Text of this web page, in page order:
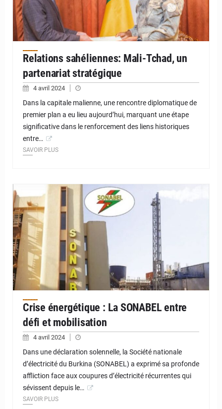
Relations sahéliennes: Mali-Tchad, un
partenariat stratégique
4 avril 2024
Dans la capitale malienne, une rencontre diplomatique de
premier plan a eu lieu aujourd’hui, marquant une étape
significative dans le renforcement des liens historiques
entre…
SAVOIR PLUS
Crise énergétique : La SONABEL entre
défi et mobilisation
4 avril 2024
Dans une déclaration solennelle, la Société nationale
d’électricité du Burkina (SONABEL) a exprimé sa profonde
affliction face aux coupures d’électricité récurrentes qui
sévissent depuis le…
SAVOIR PLUS